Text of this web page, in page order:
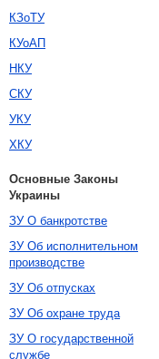
КЗоТУ
КУоАП
НКУ
СКУ
УКУ
ХКУ
Основные Законы
Украины
ЗУ О банкротстве
ЗУ Об исполнительном
производстве
ЗУ Об отпусках
ЗУ Об охране труда
ЗУ О государственной
службе